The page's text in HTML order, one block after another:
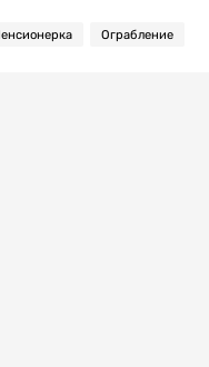
Ограбление